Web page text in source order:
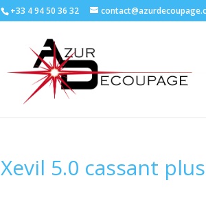
+33 4 94 50 36 32
Xevil 5.0 cassant